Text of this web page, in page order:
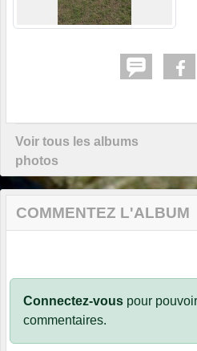
Voir tous les albums
photos
COMMENTEZ L'ALBUM
Connectez-vous pour
commentaires.